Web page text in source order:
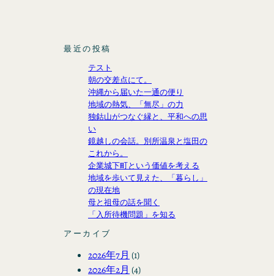
最近の投稿
テスト
朝の交差点にて。
沖縄から届いた一通の便り
地域の熱気、「無尽」の力
独鈷山がつなぐ縁と、平和への思
い
鏡越しの会話。別所温泉と塩田の
これから。
企業城下町という価値を考える
地域を歩いて見えた、「暮らし」
の現在地
母と祖母の話を聞く
「入所待機問題」を知る
アーカイブ
2026年7月 (1)
2026年2月 (4)